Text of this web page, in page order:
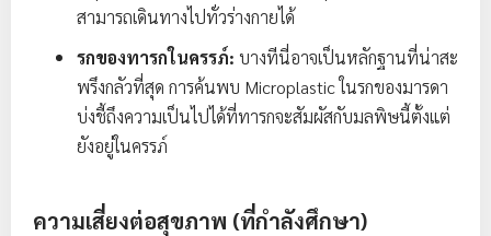
สามารถเดินทางไปทั่วร่างกายได้
รกของทารกในครรภ์: บางทีนี่อาจเป็นหลักฐานที่น่าสะ
พรึงกลัวที่สุด การค้นพบ Microplastic ในรกของมารดา
บ่งชี้ถึงความเป็นไปได้ที่ทารกจะสัมผัสกับมลพิษนี้ตั้งแต่
ยังอยู่ในครรภ์
ความเสี่ยงต่อสุขภาพ (ที่กำลังศึกษา)